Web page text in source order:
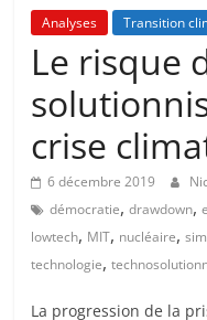
Analyses Transition
Le risque
crise
6 décembre 2019
démocratie,drawdown,
lowtech, MIT, nucléaire,
technologie,
La progression de la